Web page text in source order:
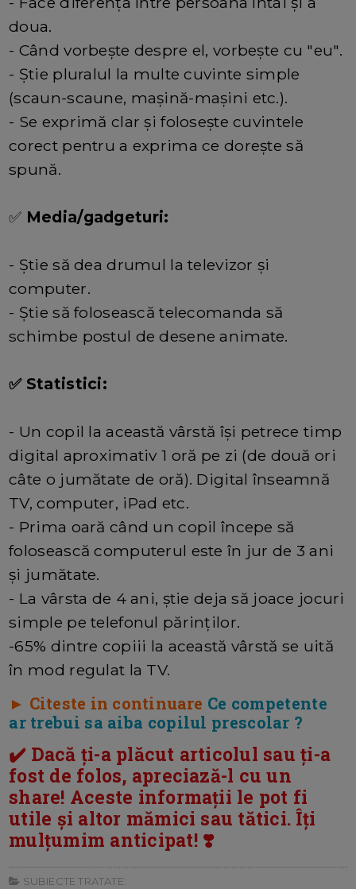
doua.
- Când vorbește despre el, vorbește cu "eu".
- Știe pluralul la multe cuvinte simple
(scaun-scaune, mașină-mașini etc.).
- Se exprimă clar și folosește cuvintele
corect pentru a exprima ce dorește să
spună.
✅ Media/gadgeturi:
- Știe să dea drumul la televizor și
computer.
- Știe să folosească telecomanda să
schimbe postul de desene animate.
✅ Statistici:
- Un copil la această vârstă își petrece timp
digital aproximativ 1 oră pe zi (de două ori
câte o jumătate de oră). Digital înseamnă
TV, computer, iPad etc.
- Prima oară când un copil începe să
folosească computerul este în jur de 3 ani
și jumătate.
- La vârsta de 4 ani, știe deja să joace jocuri
simple pe telefonul părinților.
-65% dintre copiii la această vârstă se uită
în mod regulat la TV.
► Citeste in continuare Ce competente
ar trebui sa aiba copilul prescolar ?
✔️ Dacă ți-a plăcut articolul sau ți-a
fost de folos, apreciază-l cu un
share! Aceste informații le pot fi
utile și altor mămici sau tătici. Îți
mulțumim anticipat! ❣️
SUBIECTE TRATATE: